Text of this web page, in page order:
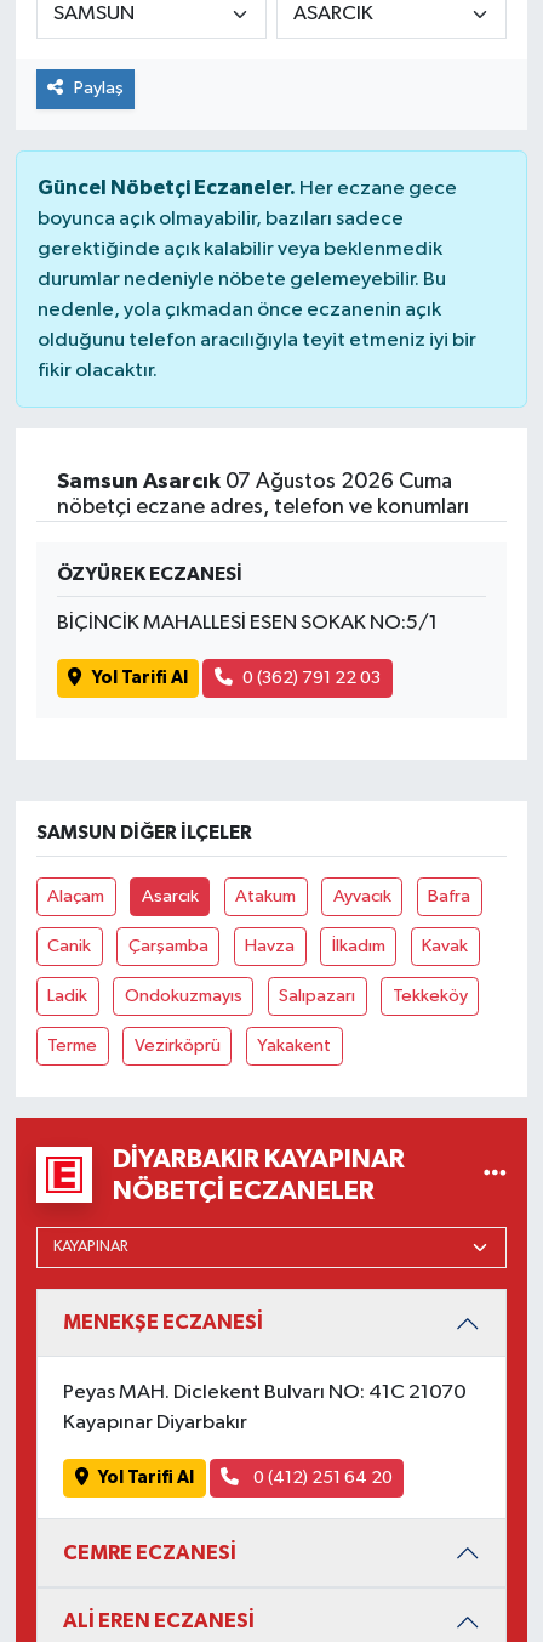
Paylaş
Güncel Nöbetçi Eczaneler. Her eczane gece
boyunca açık olmayabilir, bazıları sadece
gerektiğinde açık kalabilir veya beklenmedik
durumlar nedeniyle nöbete gelemeyebilir. Bu
nedenle, yola çıkmadan önce eczanenin açık
olduğunu telefon aracılığıyla teyit etmeniz iyi bir
fikir olacaktır.
Samsun Asarcık07 Ağustos 2026 Cuma
nöbetçi eczane adres, telefon ve konumları
ÖZYÜREK ECZANESİ
BİÇİNCİK MAHALLESİ ESEN SOKAK NO:5/1
Yol Tarifi Al 0 (362) 791 22 03
SAMSUN DIĞER İLÇELER
Alaçam Asarcık Atakum Ayvacık Bafra
Canik Çarşamba Havza İlkadım Kavak
Ladik Ondokuzmayıs Salıpazarı Tekkeköy
Terme Vezirköprü Yakakent
DIYARBAKIR KAYAPINAR
NÖBETÇI ECZANELER
MENEKŞE ECZANESİ
Peyas MAH. Diclekent Bulvarı NO: 41C 21070
Kayapınar Diyarbakır
Yol Tarifi Al 0 (412) 251 64 20
CEMRE ECZANESİ
ALİ EREN ECZANESİ
Genel
Güncel
İlim & İrfan
Kültür & Sanat
KURDÎ
Sağlık
Sağlık & Yaşam
Spor
Yaşam